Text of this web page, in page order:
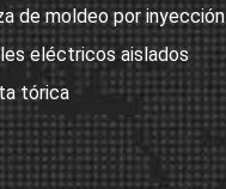
de moldeo por inyección
eléctricos aislados
tórica